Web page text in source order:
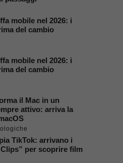
mobile nel 2026: i
del cambio
mobile nel 2026: i
del cambio
il Mac in un
attivo: arriva la
TikTok: arrivano i
per scoprire film